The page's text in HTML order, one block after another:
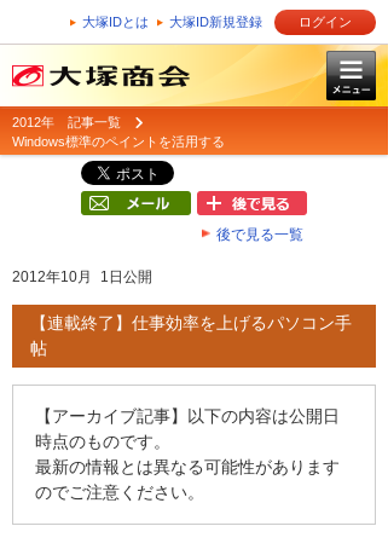
大塚IDとは 大塚ID新規登録 ログイン
2012年 記事一覧
Windows標準のペイントを活用する
後で見る一覧
2012年10月 1日公開
【連載終了】仕事効率を上げるパソコン手
帖
【アーカイブ記事】以下の内容は公開日
時点のものです。
最新の情報とは異なる可能性があります
のでご注意ください。